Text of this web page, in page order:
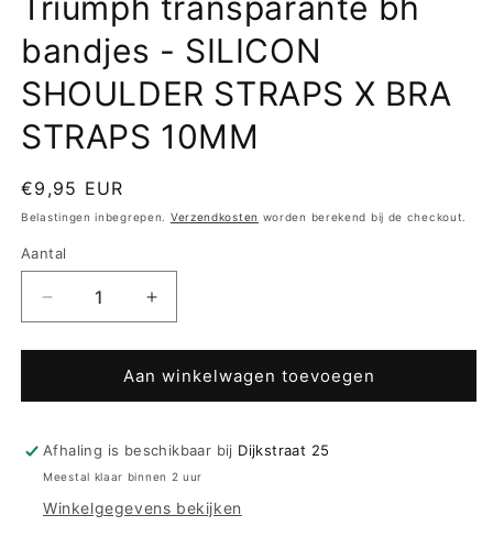
bandjes - SILICON
SHOULDER STRAPS X BRA
STRAPS 10MM
Normale
prijs
€9,95 EUR
Belastingen inbegrepen. Verzendkosten worden berekend bij de checkout.
Aantal
Aantal
verlagen
voor
transparante
bandjes
-
SHOULDER
Aantal
verhogen
voor
Triumph
transparante
bandjes
SHOULDER
Aan winkelwagen toevoegen
Afhaling is beschikbaar bij Dijkstraat 25
Meestal klaar binnen 2 uur
Winkelgegevens bekijken